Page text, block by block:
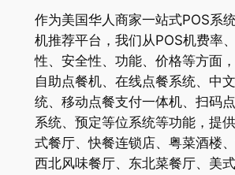
作为美国华人商家一站式POS系
机推荐平台，我们从POS机费率
性、安全性、功能、价格等方面
自助点餐机、在线点餐系统、中
统、移动点餐支付一体机、扫码
系统、预定等位系统等功能，提
式餐厅、快餐连锁店、粤菜酒楼、
西北风味餐厅、东北菜餐厅、美